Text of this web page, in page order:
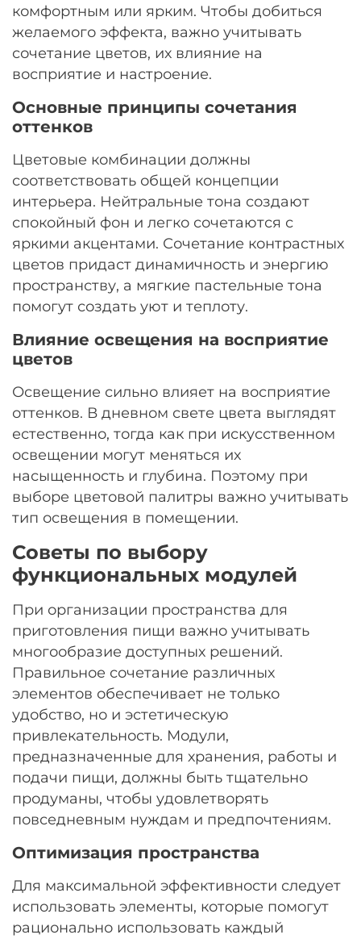
комфортным или ярким. Чтобы добиться
желаемого эффекта, важно учитывать
сочетание цветов, их влияние на
восприятие и настроение.
Основные принципы сочетания
оттенков
Цветовые комбинации должны
соответствовать общей концепции
интерьера. Нейтральные тона создают
спокойный фон и легко сочетаются с
яркими акцентами. Сочетание контрастных
цветов придаст динамичность и энергию
пространству, а мягкие пастельные тона
помогут создать уют и теплоту.
Влияние освещения на восприятие
цветов
Освещение сильно влияет на восприятие
оттенков. В дневном свете цвета выглядят
естественно, тогда как при искусственном
освещении могут меняться их
насыщенность и глубина. Поэтому при
выборе цветовой палитры важно учитывать
тип освещения в помещении.
Советы по выбору
функциональных модулей
При организации пространства для
приготовления пищи важно учитывать
многообразие доступных решений.
Правильное сочетание различных
элементов обеспечивает не только
удобство, но и эстетическую
привлекательность. Модули,
предназначенные для хранения, работы и
подачи пищи, должны быть тщательно
продуманы, чтобы удовлетворять
повседневным нуждам и предпочтениям.
Оптимизация пространства
Для максимальной эффективности следует
использовать элементы, которые помогут
рационально использовать каждый